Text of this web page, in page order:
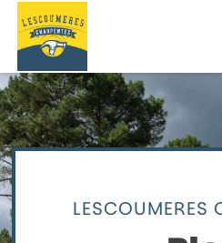
Skip
content
LESCOUMERES